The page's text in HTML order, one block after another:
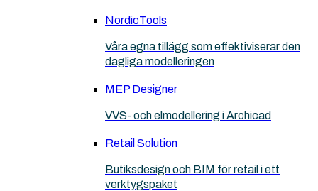
NordicTools
Våra egna tillägg som effektiviserar den
dagliga modelleringen
MEP Designer
VVS- och elmodellering i Archicad
Retail Solution
Butiksdesign och BIM för retail i ett
verktygspaket